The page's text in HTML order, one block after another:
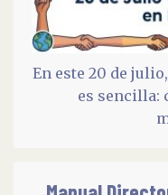
En este 20 de
es sencilla: